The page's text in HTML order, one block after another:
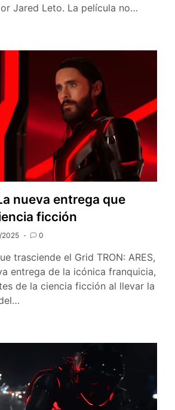
Jared Leto. La película no…
nueva entrega que
ficción
2025 0
trasciende el Grid TRON: ARES,
entrega de la icónica franquicia,
de la ciencia ficción al llevar la